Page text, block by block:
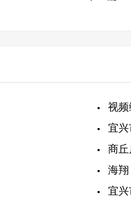
视
宜
商丘
海翔
宜兴